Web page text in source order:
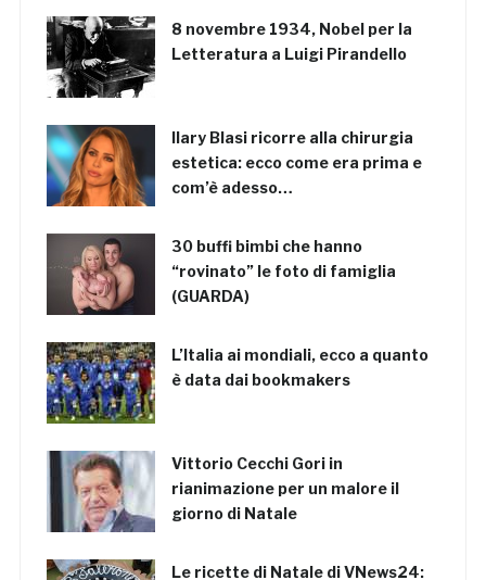
8 novembre 1934, Nobel per la
Letteratura a Luigi Pirandello
Ilary Blasi ricorre alla chirurgia
estetica: ecco come era prima e
com’è adesso…
30 buffi bimbi che hanno
“rovinato” le foto di famiglia
(GUARDA)
L’Italia ai mondiali, ecco a quanto
è data dai bookmakers
Vittorio Cecchi Gori in
rianimazione per un malore il
giorno di Natale
Le ricette di Natale di VNews24: